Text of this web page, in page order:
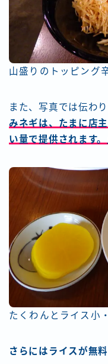
山盛りのトッピング
また、写真では伝わ
みネギは、たまに店
い量で提供されます。
たくわんとライス小
さらにはライスが無料